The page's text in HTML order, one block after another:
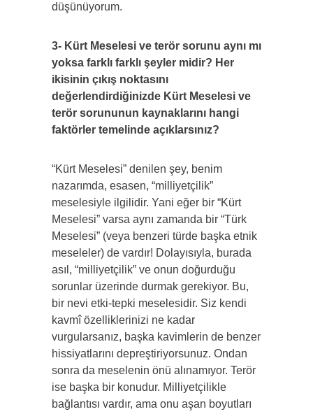
düşünüyorum.
3- Kürt Meselesi ve terör sorunu aynı mı
yoksa farklı farklı şeyler midir? Her
ikisinin çıkış noktasını
değerlendirdiğinizde Kürt Meselesi ve
terör sorununun kaynaklarını hangi
faktörler temelinde açıklarsınız?
“Kürt Meselesi” denilen şey, benim
nazarımda, esasen, “milliyetçilik”
meselesiyle ilgilidir. Yani eğer bir “Kürt
Meselesi” varsa aynı zamanda bir “Türk
Meselesi” (veya benzeri türde başka etnik
meseleler) de vardır! Dolayısıyla, burada
asıl, “milliyetçilik” ve onun doğurduğu
sorunlar üzerinde durmak gerekiyor. Bu,
bir nevi etki-tepki meselesidir. Siz kendi
kavmî özelliklerinizi ne kadar
vurgularsanız, başka kavimlerin de benzer
hissiyatlarını depreştiriyorsunuz. Ondan
sonra da meselenin önü alınamıyor. Terör
ise başka bir konudur. Milliyetçilikle
bağlantısı vardır, ama onu aşan boyutları